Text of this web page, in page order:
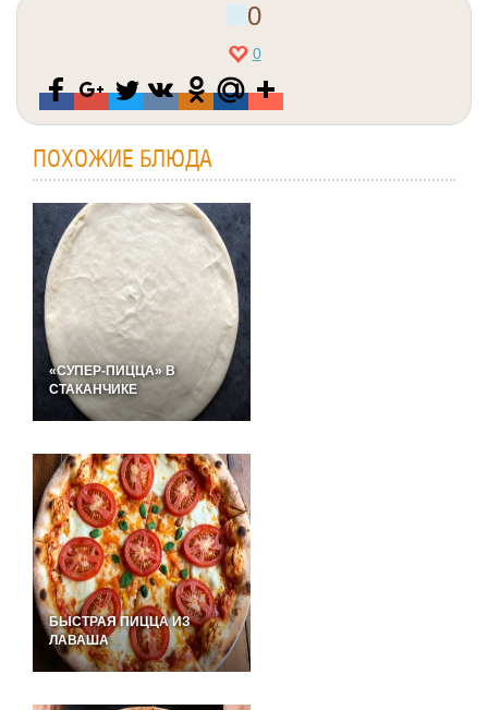
0
0
ПОХОЖИЕ БЛЮДА
«СУПЕР-ПИЦЦА» В
СТАКАНЧИКЕ
БЫСТРАЯ ПИЦЦА ИЗ
ЛАВАША